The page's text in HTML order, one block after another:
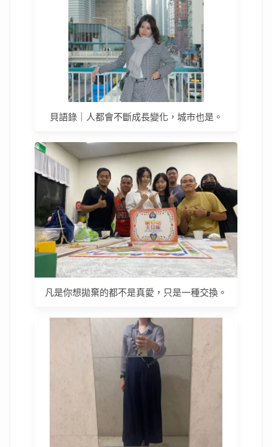
貝語錄｜人都會不斷成長變化，城市也是。
凡是你想拋棄的都不是真愛，只是一種交換。